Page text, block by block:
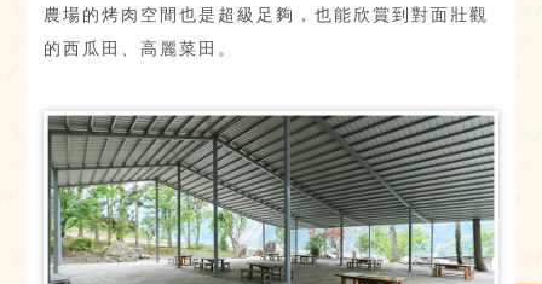
農場的烤肉空間也是超級足夠，也能欣賞到對面壯觀
的西瓜田、高麗菜田。